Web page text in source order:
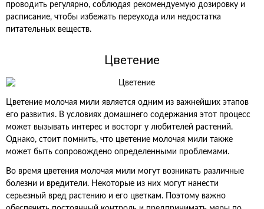
проводить регулярно, соблюдая рекомендуемую дозировку и
расписание, чтобы избежать переухода или недостатка
питательных веществ.
Цветение
Цветение молочая мили является одним из важнейших этапов
его развития. В условиях домашнего содержания этот процесс
может вызывать интерес и восторг у любителей растений.
Однако, стоит помнить, что цветение молочая мили также
может быть сопровождено определенными проблемами.
Во время цветения молочая мили могут возникать различные
болезни и вредители. Некоторые из них могут нанести
серьезный вред растению и его цветкам. Поэтому важно